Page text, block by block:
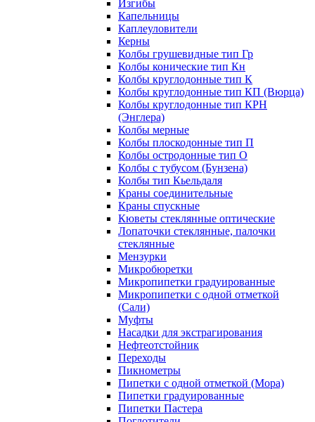
Изгибы
Капельницы
Каплеуловители
Керны
Колбы грушевидные тип Гр
Колбы конические тип Кн
Колбы круглодонные тип К
Колбы круглодонные тип КП (Вюрца)
Колбы круглодонные тип КРН
(Энглера)
Колбы мерные
Колбы плоскодонные тип П
Колбы остродонные тип О
Колбы с тубусом (Бунзена)
Колбы тип Кьельдаля
Краны соединительные
Краны спускные
Кюветы стеклянные оптические
Лопаточки стеклянные, палочки
стеклянные
Мензурки
Микробюретки
Микропипетки градуированные
Микропипетки с одной отметкой
(Сали)
Муфты
Насадки для экстрагирования
Нефтеотстойник
Переходы
Пикнометры
Пипетки с одной отметкой (Мора)
Пипетки градуированные
Пипетки Пастера